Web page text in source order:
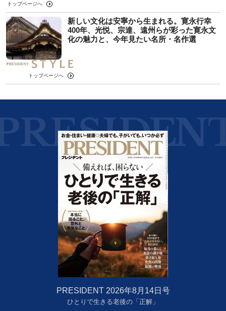
トップページへ
新しい文化は安寧から生まれる。寛永行幸
400年、光悦、宗達、遠州らが彩った寛永文
化の魅力と、今年見たい名所・名作選
トップページへ
PRESIDENT 2026年8月14日号
ひとりで生きる老後の「正解」